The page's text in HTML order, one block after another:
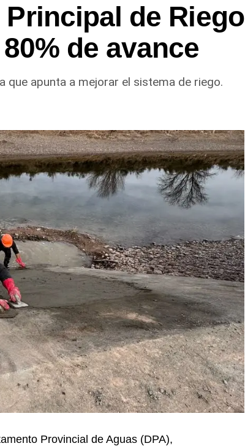
de Riego
de avance
que apunta a mejorar el sistema de riego.
Provincial de Aguas (DPA),